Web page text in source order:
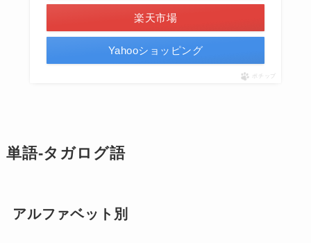
楽天市場
Yahooショッピング
ポチップ
単語-タガログ語
アルファベット別